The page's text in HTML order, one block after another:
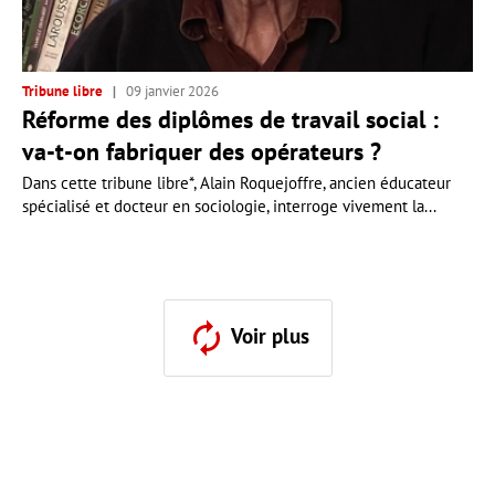
Tribune libre 09 janvier 2026
Réforme des diplômes de travail social :
va-t-on fabriquer des opérateurs ?
Dans cette tribune libre*, Alain Roquejoffre, ancien éducateur
spécialisé et docteur en sociologie, interroge vivement la...
Voir plus